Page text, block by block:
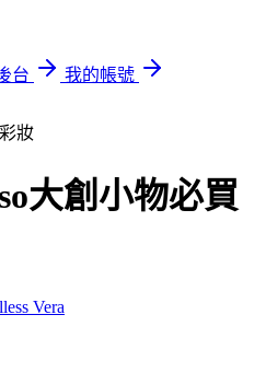
台
我的帳號
妝
大創小物必買
Vera